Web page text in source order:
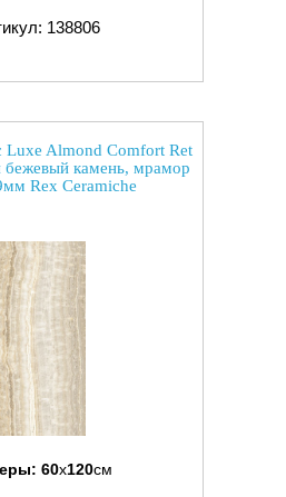
138806
Luxe Almond Comfort Ret
бежевый камень, мрамор
Rex Ceramiche
60x120см